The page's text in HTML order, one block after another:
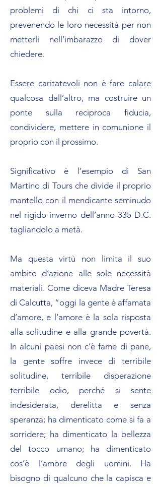
problemi di chi ci sta intorno,
prevenendo le loro necessità per non
metterli nell’imbarazzo di dover
chiedere.
Essere caritatevoli non è fare calare
qualcosa dall’altro, ma costruire un
ponte sulla reciproca fiducia,
condividere, mettere in comunione il
proprio con il prossimo.
Significativo è l’esempio di San
Martino di Tours che divide il proprio
mantello con il mendicante seminudo
nel rigido inverno dell’anno 335 D.C.
tagliandolo a metà.
Ma questa virtù non limita il suo
ambito d’azione alle sole necessità
materiali. Come diceva Madre Teresa
di Calcutta, “oggi la gente è affamata
d’amore, e l’amore è la sola risposta
alla solitudine e alla grande povertà.
In alcuni paesi non c’è fame di pane,
la gente soffre invece di terribile
solitudine, terribile disperazione
terribile odio, perché si sente
indesiderata, derelitta e senza
speranza; ha dimenticato come si fa a
sorridere; ha dimenticato la bellezza
del tocco umano; ha dimenticato
cos’è l’amore degli uomini. Ha
bisogno di qualcuno che la capisca e